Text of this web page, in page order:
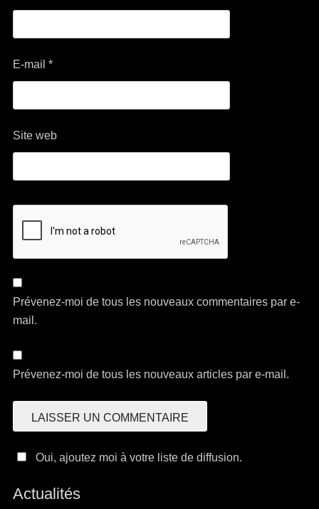
E-mail *
Site web
Prévenez-moi de tous les nouveaux commentaires par e-
mail.
Prévenez-moi de tous les nouveaux articles par e-mail.
Oui, ajoutez moi à votre liste de diffusion.
Actualités